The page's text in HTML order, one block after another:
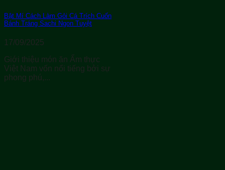
Bật Mí Cách Làm Gỏi Cá Trích Cuốn
Bánh Tráng Sachi Ngon Tuyệt
17/09/2025
Giới thiệu món ăn Ẩm thực
Việt Nam vốn nổi tiếng bởi sự
phong phú,...